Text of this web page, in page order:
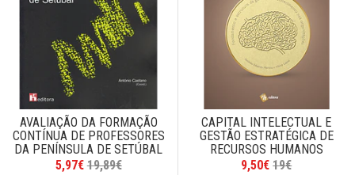
AVALIAÇÃO DA FORMAÇÃO
CONTÍNUA DE PROFESSORES
DA PENÍNSULA DE SETÚBAL
5,97€ 19,89€
CAPITAL INTELECTUAL E
GESTÃO ESTRATÉGICA DE
RECURSOS HUMANOS
9,50€ 19€